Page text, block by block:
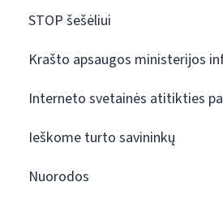
STOP šešėliui
Krašto apsaugos ministerijos
Interneto svetainės atitikties
Ieškome turto savininkų
Nuorodos